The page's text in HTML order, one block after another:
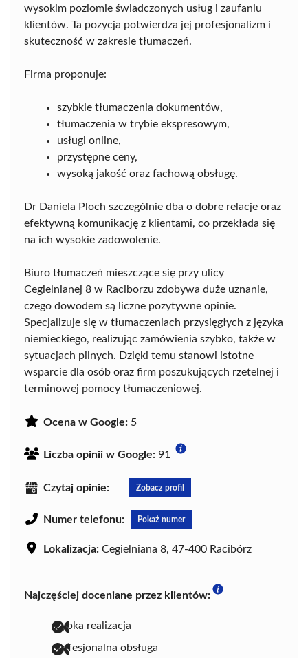
wysokim poziomie świadczonych usług i zaufaniu
klientów. Ta pozycja potwierdza jej profesjonalizm i
skuteczność w zakresie tłumaczeń.
Firma proponuje:
szybkie tłumaczenia dokumentów,
tłumaczenia w trybie ekspresowym,
usługi online,
przystępne ceny,
wysoką jakość oraz fachową obsługę.
Dr Daniela Ploch szczególnie dba o dobre relacje oraz
efektywną komunikację z klientami, co przekłada się
na ich wysokie zadowolenie.
Biuro tłumaczeń mieszczące się przy ulicy
Cegielnianej 8 w Raciborzu zdobywa duże uznanie,
czego dowodem są liczne pozytywne opinie.
Specjalizuje się w tłumaczeniach przysięgłych z języka
niemieckiego, realizując zamówienia szybko, także w
sytuacjach pilnych. Dzięki temu stanowi istotne
wsparcie dla osób oraz firm poszukujących rzetelnej i
terminowej pomocy tłumaczeniowej.
Ocena w Google: 5
Liczba opinii w Google: 91
Czytaj opinie: Zobacz profil
Numer telefonu: Pokaż numer
Lokalizacja: Cegielniana 8, 47-400 Racibórz
Najczęściej doceniane przez klientów:
szybka realizacja
profesjonalna obsługa